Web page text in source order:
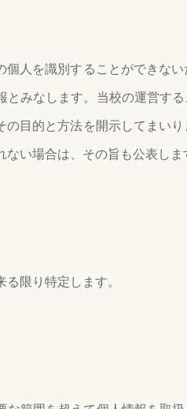
人を識別することができな
みなします。当校の運営す
目的と方法を開示してまい
い場合は、その旨も公表しま
限り特定します。